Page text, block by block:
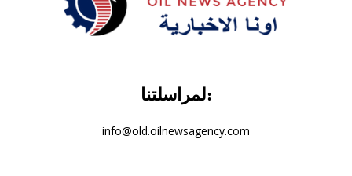
لمراسلتنا:
info@old.oilnewsagency.com